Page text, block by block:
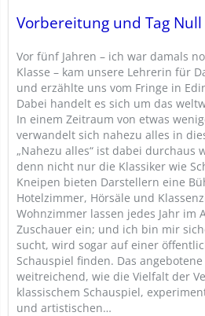
Vorbereitung und Tag Null
Vor fünf Jahren – ich war damals
Klasse – kam unsere Lehrerin für
und erzählte uns vom Fringe in
Dabei handelt es sich um das
In einem Zeitraum von etwas
verwandelt sich nahezu alles in
„Nahezu alles“ ist dabei durchaus
denn nicht nur die Klassiker wie
Kneipen bieten Darstellern eine
Hotelzimmer, Hörsäle und
Wohnzimmer lassen jedes Jahr im
Zuschauer ein; und ich bin mir
sucht, wird sogar auf einer
Schauspiel finden. Das
weitreichend, wie die Vielfalt der
klassischem Schauspiel,
und artistischen…